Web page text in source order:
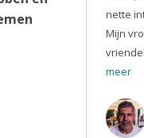
nette
Mijn
meer